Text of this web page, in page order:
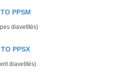
PPSM
diavetítés)
PPSX
diavetítés)